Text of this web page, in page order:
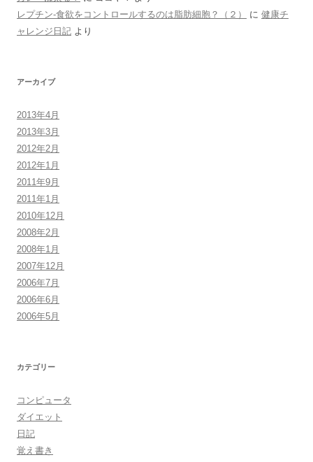
レプチン-食欲をコントロールするのは脂肪細胞？（２）
に 健康チ
ャレンジ日記 より
アーカイブ
2013年4月
2013年3月
2012年2月
2012年1月
2011年9月
2011年1月
2010年12月
2008年2月
2008年1月
2007年12月
2006年7月
2006年6月
2006年5月
カテゴリー
コンピュータ
ダイエット
日記
覚え書き